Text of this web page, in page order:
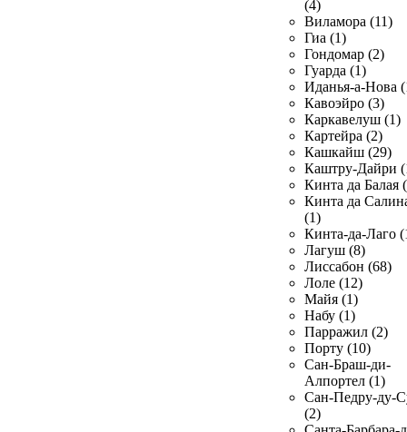
(4)
Виламора (11)
Гиа (1)
Гондомар (2)
Гуарда (1)
Иданья-а-Нова
Кавоэйро (3)
Каркавелуш (1)
Картейра (2)
Кашкайш (29)
Каштру-Дайри
Кинта да Балая
Кинта да
(1)
Кинта-да-Лаго
Лагуш (8)
Лиссабон (68)
Лоле (12)
Майя (1)
Набу (1)
Парражил (2)
Порту (10)
Сан-Браш-ди-
Алпортел (1)
Сан-Педру-ду-
(2)